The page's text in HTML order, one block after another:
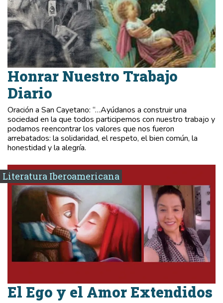
Honrar Nuestro Trabajo
Diario
Oración a San Cayetano: “…Ayúdanos a construir una
sociedad en la que todos participemos con nuestro trabajo y
podamos reencontrar los valores que nos fueron
arrebatados: la solidaridad, el respeto, el bien común, la
honestidad y la alegría.
Literatura Iberoamericana
El Ego y el Amor Extendidos